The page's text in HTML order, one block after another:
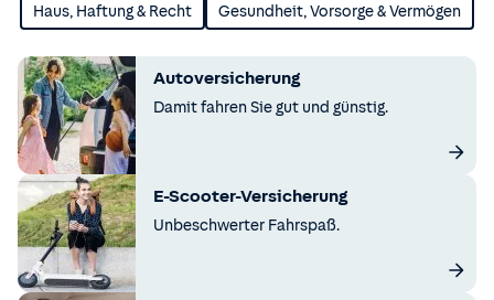
Haus, Haftung & Recht Gesundheit, Vorsorge & Vermögen
Autoversicherung
Damit fahren Sie gut und günstig.
E-Scooter-Versicherung
Unbeschwerter Fahrspaß.